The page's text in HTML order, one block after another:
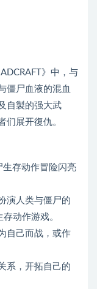
》中，与
僵尸血液的混血
自製的强大武
们展开復仇。
生存动作冒险闪亮
演人类与僵尸的
动作游戏。
自己而战，或作
系，开拓自己的